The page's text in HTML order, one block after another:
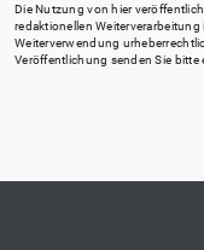
Die Nutzung von hier
redaktionellen Weiterverarbeitung
Weiterverwendung
Veröffentlichung senden Sie bitte